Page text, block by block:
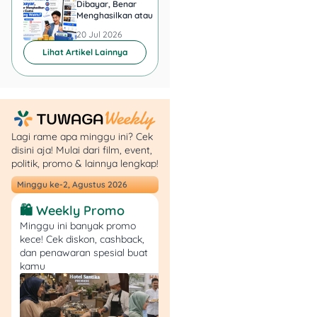
kendaraan kamu sesuai
dengan data yang tercatat
di sistem Samsat.
Setelah pemeriksaan
mendapatkan Berita Acara
Pemeriksaan Fisik
Kendaraan.
3. Siapkan Dokumen
yang Diperlukan
Pastikan kamu sudah
menyiapkan semua
dokumen yang dibutuhkan,
seperti fotokopi KTP, STNK,
Surat Kehilangan, dan
Berita Acara Pemeriksaan
Dibayar, Benar
Menghasilkan atau Cuma
20 Jul 2026
Lihat Artikel Lainnya
Lagi rame apa minggu ini? Cek
disini aja! Mulai dari film, event,
politik, promo & lainnya lengkap!
Minggu ke-2, Agustus 2026
🛍️ Weekly Promo
Minggu ini banyak promo
kece! Cek diskon, cashback,
dan penawaran spesial buat
kamu